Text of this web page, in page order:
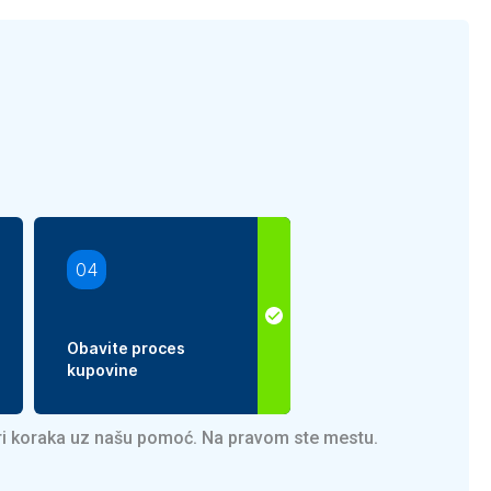
04
Obavite proces
kupovine
uz našu pomoć. Na pravom ste mestu.